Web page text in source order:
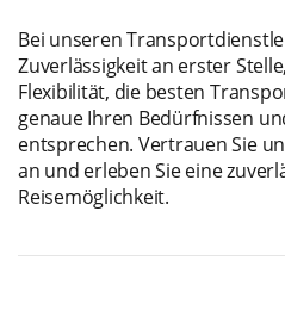
Bei unseren
Zuverlässigkeit an erster
Flexibilität, die besten
genaue Ihren Bedürfnissen
entsprechen. Vertrauen Sie
an und erleben Sie eine
Reisemöglichkeit.